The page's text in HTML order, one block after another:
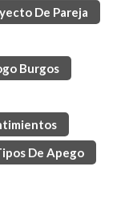
De Pareja
Burgos
De Apego